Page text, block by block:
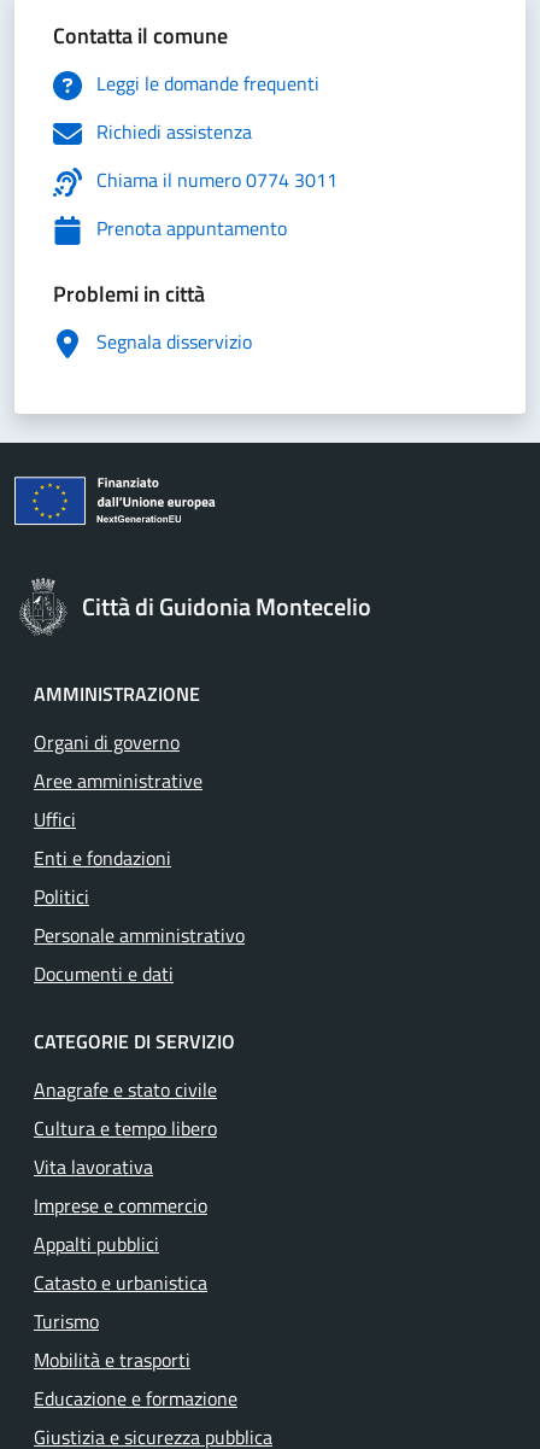
Contatta il comune
Leggi le domande frequenti
Richiedi assistenza
Chiama il numero 0774 3011
Prenota appuntamento
Problemi in città
Segnala disservizio
Città di Guidonia Montecelio
AMMINISTRAZIONE
Organi di governo
Aree amministrative
Uffici
Enti e fondazioni
Politici
Personale amministrativo
Documenti e dati
CATEGORIE DI SERVIZIO
Anagrafe e stato civile
Cultura e tempo libero
Vita lavorativa
Imprese e commercio
Appalti pubblici
Catasto e urbanistica
Turismo
Mobilità e trasporti
Educazione e formazione
Giustizia e sicurezza pubblica